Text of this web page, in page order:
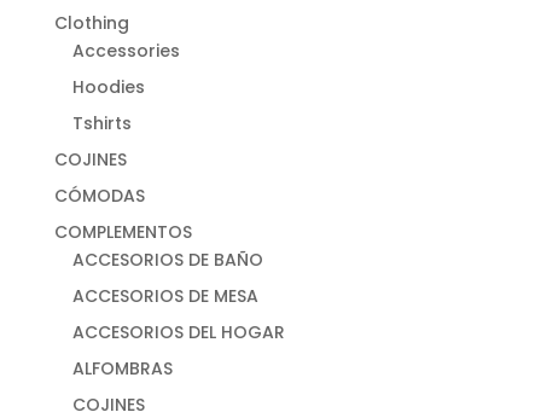
Clothing
Accessories
Hoodies
Tshirts
COJINES
CÓMODAS
COMPLEMENTOS
ACCESORIOS DE BAÑO
ACCESORIOS DE MESA
ACCESORIOS DEL HOGAR
ALFOMBRAS
COJINES